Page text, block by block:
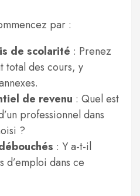
par :
de scolarité : Prenez
total des cours, y
de revenu : Quel est
professionnel dans
?
: Y a-t-il
d’emploi dans ce